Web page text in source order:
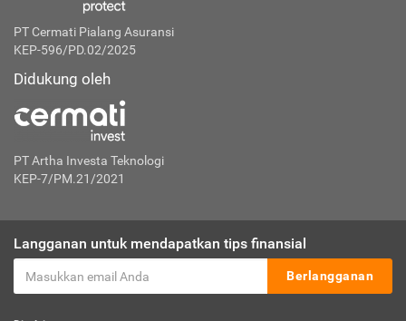
PT Cermati Pialang Asuransi
KEP-596/PD.02/2025
Didukung oleh
PT Artha Investa Teknologi
KEP-7/PM.21/2021
Langganan untuk mendapatkan tips finansial
Berlangganan